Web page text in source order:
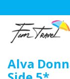
Alva